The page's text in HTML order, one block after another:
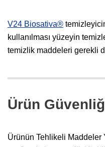
V24 Biosativa®
kullanılması yüzeyin
temizlik maddeleri gerekli
Ürün
Ürünün Tehlikeli